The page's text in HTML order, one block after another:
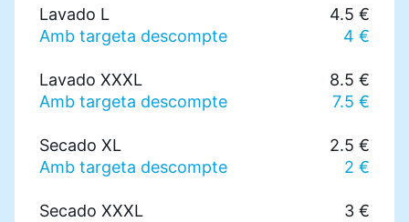
Lavado L
4.5 €
Amb targeta descompte
4 €
Lavado XXXL
8.5 €
Amb targeta descompte
7.5 €
Secado XL
2.5 €
Amb targeta descompte
2 €
Secado XXXL 3 €